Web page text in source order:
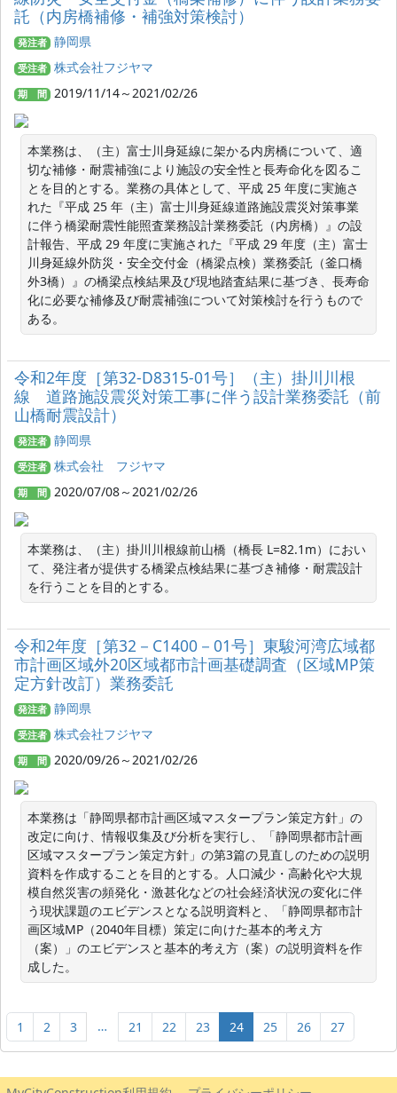
託（内房橋補修・補強対策検討）
発注者 静岡県
受注者 株式会社フジヤマ
期 間 2019/11/14～2021/02/26
本業務は、（主）富士川身延線に架かる内房橋について、適
切な補修・耐震補強により施設の安全性と長寿命化を図るこ
とを目的とする。業務の具体として、平成 25 年度に実施さ
れた『平成 25 年（主）富士川身延線道路施設震災対策事業
に伴う橋梁耐震性能照査業務設計業務委託（内房橋）』の設
計報告、平成 29 年度に実施された『平成 29 年度（主）富士
川身延線外防災・安全交付金（橋梁点検）業務委託（釜口橋
外3橋）』の橋梁点検結果及び現地踏査結果に基づき、長寿命
化に必要な補修及び耐震補強について対策検討を行うもので
ある。
令和2年度［第32‐D8315‐01号］（主）掛川川根
線 道路施設震災対策工事に伴う設計業務委託（前
山橋耐震設計）
発注者 静岡県
受注者 株式会社 フジヤマ
期 間 2020/07/08～2021/02/26
本業務は、（主）掛川川根線前山橋（橋長 L=82.1m）におい
て、発注者が提供する橋梁点検結果に基づき補修・耐震設計
を行うことを目的とする。
令和2年度［第32－C1400－01号］東駿河湾広域都
市計画区域外20区域都市計画基礎調査（区域MP策
定方針改訂）業務委託
発注者 静岡県
受注者 株式会社フジヤマ
期 間 2020/09/26～2021/02/26
本業務は「静岡県都市計画区域マスタープラン策定方針」の
改定に向け、情報収集及び分析を実行し、「静岡県都市計画
区域マスタープラン策定方針」の第3篇の見直しのための説明
資料を作成することを目的とする。人口減少・高齢化や大規
模自然災害の頻発化・激甚化などの社会経済状況の変化に伴
う現状課題のエビデンスとなる説明資料と、「静岡県都市計
画区域MP（2040年目標）策定に向けた基本的考え方
（案）」のエビデンスと基本的考え方（案）の説明資料を作
成した。
1 2 3 … 21 22 23 24 25 26 27